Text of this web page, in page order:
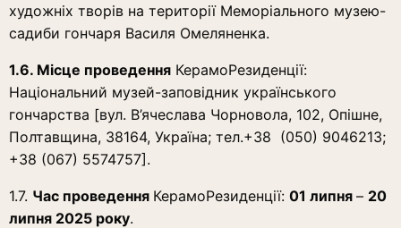
художніх творів на території Меморіального музею-
садиби гончаря Василя Омеляненка.
1.6. Місце проведення КерамоРезиденції:
Національний музей-заповідник українського
гончарства [вул. В’ячеслава Чорновола, 102, Опішне,
Полтавщина, 38164, Україна; тел.+38 (050) 9046213;
+38 (067) 5574757].
1.7. Час проведення КерамоРезиденції: 01 липня – 20
липня 2025 року.